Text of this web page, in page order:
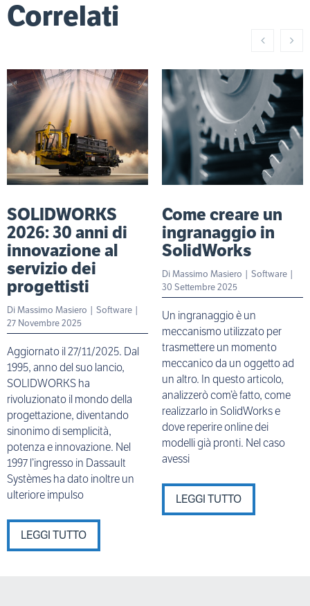
Correlati
SOLIDWORKS
2026: 30 anni di
innovazione al
servizio dei
progettisti
DiMassimo Masiero | Software |
27 Novembre 2025
Aggiornato il 27/11/2025. Dal
1995, anno del suo lancio,
SOLIDWORKS ha
rivoluzionato il mondo della
progettazione, diventando
sinonimo di semplicità,
potenza e innovazione. Nel
1997 l’ingresso in Dassault
Systèmes ha dato inoltre un
ulteriore impulso
LEGGI TUTTO
Come creare un
ingranaggio in
SolidWorks
DiMassimo Masiero | Software |
30 Settembre 2025
Un ingranaggio è un
meccanismo utilizzato per
trasmettere un momento
meccanico da un oggetto ad
un altro. In questo articolo,
analizzerò com’è fatto, come
realizzarlo in SolidWorks e
dove reperire online dei
modelli già pronti. Nel caso
avessi
LEGGI TUTTO